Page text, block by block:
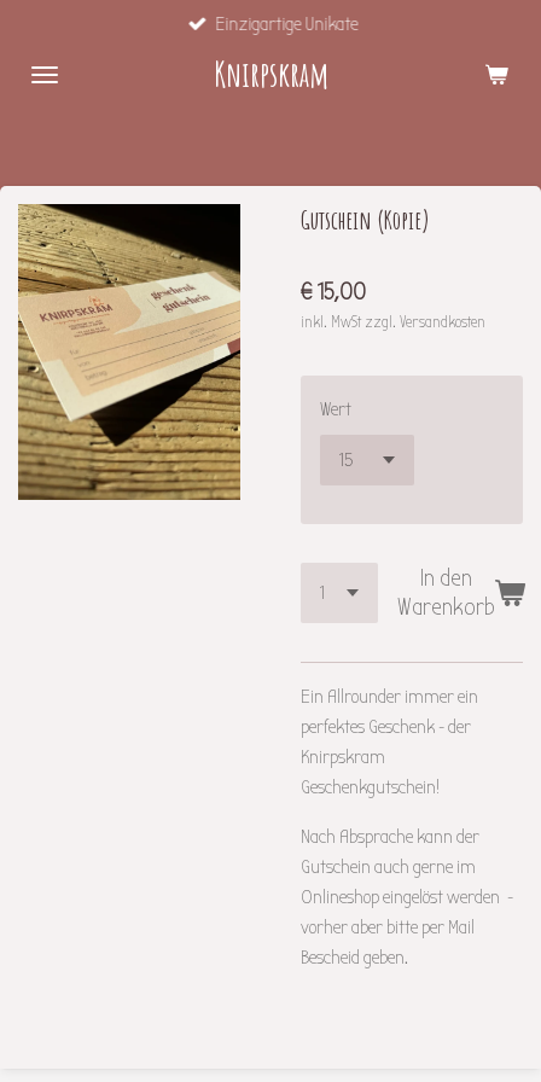
springen
Knirpskram
Einzigartige Unikate
Gutschein (Kopie)
€ 15,00
inkl. MwSt zzgl. Versandkosten
Wert
In den
Warenkorb
Ein Allrounder immer ein
perfektes Geschenk - der
Knirpskram
Geschenkgutschein!
Nach Absprache kann der
Gutschein auch gerne im
Onlineshop eingelöst werden -
vorher aber bitte per Mail
Bescheid geben.